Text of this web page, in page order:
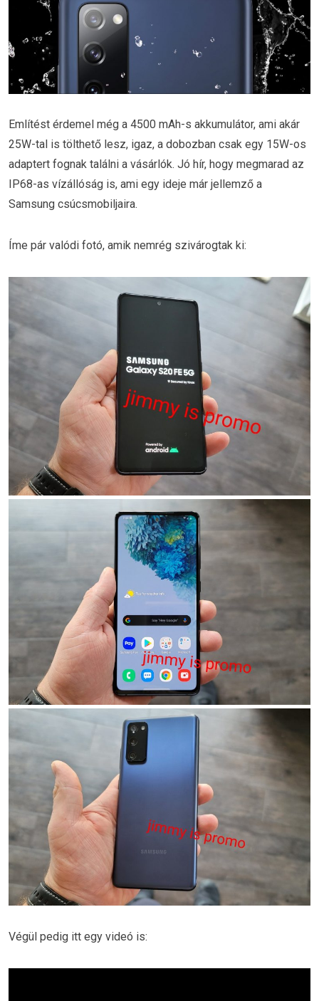
Említést érdemel még a 4500 mAh-s akkumulátor, ami akár
25W-tal is tölthető lesz, igaz, a dobozban csak egy 15W-os
adaptert fognak találni a vásárlók. Jó hír, hogy megmarad az
IP68-as vízállóság is, ami egy ideje már jellemző a
Samsung csúcsmobiljaira.
Íme pár valódi fotó, amik nemrég szivárogtak ki:
Végül pedig itt egy videó is: